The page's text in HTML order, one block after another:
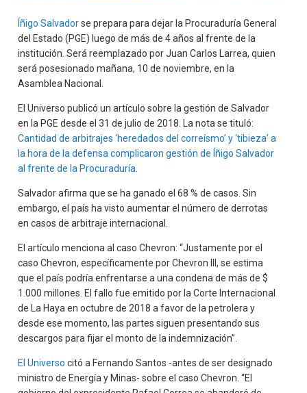
Íñigo Salvadorse prepara para dejar la Procuraduría General
del Estado (PGE) luego de más de 4 años al frente de la
institución. Será reemplazado por Juan Carlos Larrea, quien
será posesionado mañana, 10 de noviembre, en la
Asamblea Nacional.
El Universo publicó un artículo sobre la gestión de Salvador
en la PGE desde el 31 de julio de 2018. La nota se tituló:
Cantidad de arbitrajes ‘heredados del correísmo’ y ‘tibieza’ a
la hora de la defensa complicaron gestión de Íñigo Salvador
al frente de la Procuraduría
Salvador afirma que se ha ganado el 68 % de casos. Sin
embargo, el país ha visto aumentar el número de derrotas
en casos de arbitraje internacional.
El artículo menciona al caso Chevron: “Justamente por el
caso Chevron, específicamente por Chevron III, se estima
que el país podría enfrentarse a una condena de más de $
1.000 millones. El fallo fue emitido por la Corte Internacional
de La Haya en octubre de 2018 a favor de la petrolera y
desde ese momento, las partes siguen presentando sus
descargos para fijar el monto de la indemnización”.
El Universo citó a Fernando Santos -antes de ser designado
ministro de Energía y Minas- sobre el caso Chevron. “El